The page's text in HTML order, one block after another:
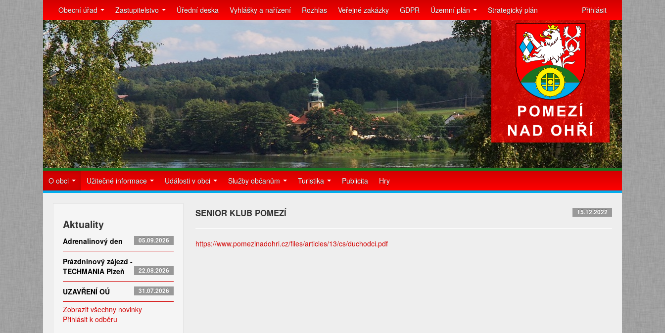
Obecní úřad Zastupitelstvo Úřední deska Vyhlášky a nařízení Rozhlas Veřejné zakázky GDPR Územní plán Strategický plán Přihlásit
O obci Užitečné informace Události v obci Služby občanům Turistika Publicita Hry
Aktuality
Adrenalinový den 05.09.2026
Prázdninový zájezd -
TECHMANIA Plzeň
22.08.2026
UZAVŘENÍ OÚ 31.07.2026
Zobrazit všechny novinky
Přihlásit k odběru
SENIOR KLUB POMEZÍ 15.12.2022
https://www.pomezinadohri.cz/files/articles/13/cs/duchodci.pdf